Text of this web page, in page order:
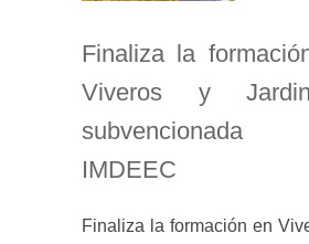
Finaliza la
Viveros y
subvencionada
IMDEEC
Finaliza la formación en